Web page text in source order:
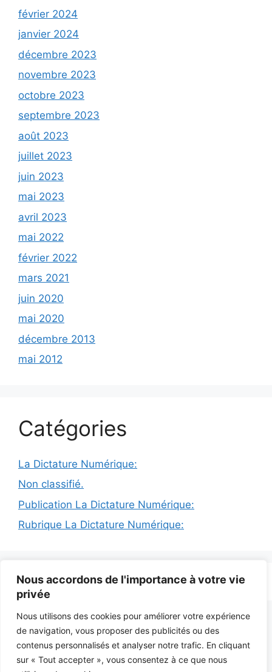
Nous accordons de l'importance à votre vie
privée
Nous utilisons des cookies pour améliorer votre expérience
de navigation, vous proposer des publicités ou des
contenus personnalisés et analyser notre trafic. En cliquant
sur « Tout accepter », vous consentez à ce que nous
février 2024
janvier 2024
décembre 2023
novembre 2023
octobre 2023
septembre 2023
août 2023
juillet 2023
juin 2023
mai 2023
avril 2023
mai 2022
février 2022
mars 2021
juin 2020
mai 2020
décembre 2013
mai 2012
Catégories
La Dictature Numérique:
Non classifié.
Publication La Dictature Numérique:
Rubrique La Dictature Numérique:
© 2026 INFODICTAT• Construit avecGeneratePress